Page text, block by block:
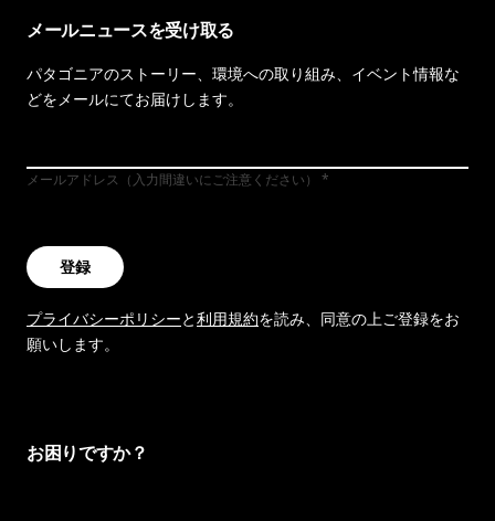
メールニュースを受け取る
パタゴニアのストーリー、環境への取り組み、イベント情報な
どをメールにてお届けします。
メールアドレス（入力間違いにご注意ください）
登録
プライバシーポリシーと利用規約を読み、同意の上ご登録をお
願いします。
お困りですか？